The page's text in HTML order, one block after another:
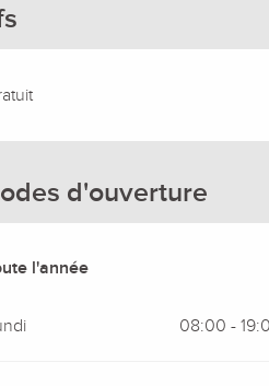
d'ouverture
l'année
l'année
08:00 -